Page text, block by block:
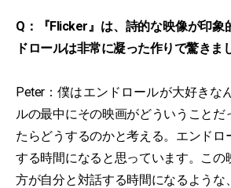
Q：『Flicker』は、詩的な映像が印象
ドロールは非常に凝った作りで驚きま
Peter：僕はエンドロールが大好きな
ルの最中にその映画がどういうことだ
たらどうするのかと考える。エンドロ
する時間になると思っています。この
方が自分と対話する時間になるような